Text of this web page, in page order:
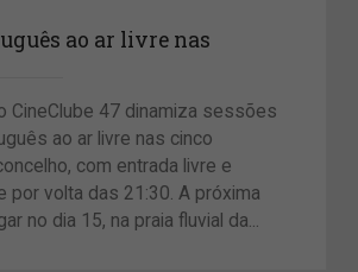
ao ar livre nas
CineClube 47 dinamiza sessões
ao ar livre nas cinco
com entrada livre e
por volta das 21:30. A próxima
no dia 15, na praia fluvial da...